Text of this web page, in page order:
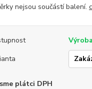
nejsou součástí balení.
plátci DPH